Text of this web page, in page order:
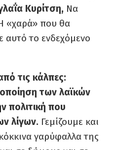
Κυρίτση, Να
«χαρά» που θα
αυτό το ενδεχόμενο
τις κάλπες:
των λαϊκών
πολιτική που
λίγων. Γεμίζουμε και
γαρύφαλλα της